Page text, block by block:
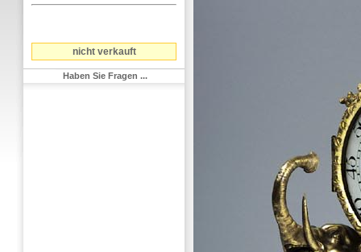
nicht verkauft
Haben Sie Fragen ...